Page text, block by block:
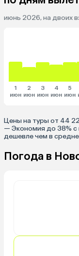
июнь 2026, на двоих
1
июн
2
июн
3
июн
4
июн
5
июн
Цены на туры от 44
— Экономия до 38% с
дешевле чем в
Погода в